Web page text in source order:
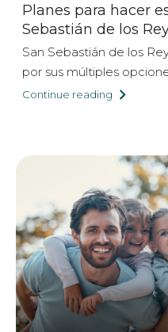
Planes para hacer
Sebastián de los
San Sebastián de los
por sus múltiples
Continue reading